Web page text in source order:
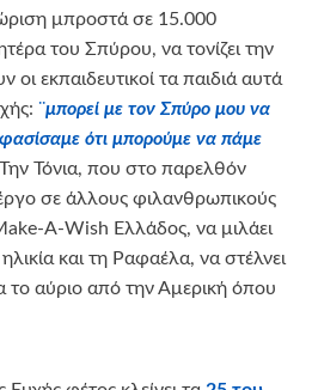
μπροστά σε 15.000
του Σπύρου, να τονίζει την
εκπαιδευτικοί τα παιδιά αυτά
¨μπορεί με τον Σπύρο μου να
ότι μπορούμε να πάμε
Την Τόνια, που στο παρελθόν
σε άλλους φιλανθρωπικούς
A-Wish Ελλάδος, να μιλάει
και τη Ραφαέλα, να στέλνει
το αύριο από την Αμερική όπου